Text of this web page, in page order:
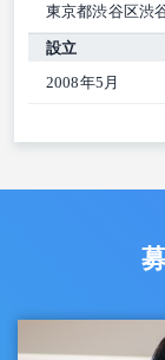
東京都渋谷区渋
設立
2008年5月